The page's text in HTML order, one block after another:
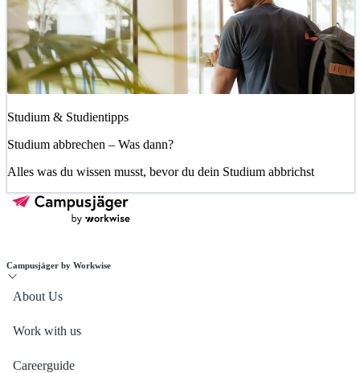
Studium & Studientipps
Studium abbrechen – Was dann?
Alles was du wissen musst, bevor du dein Studium abbrichst
Campusjäger by Workwise
About Us
Work with us
Careerguide